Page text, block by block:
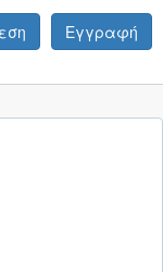
Εγγραφή